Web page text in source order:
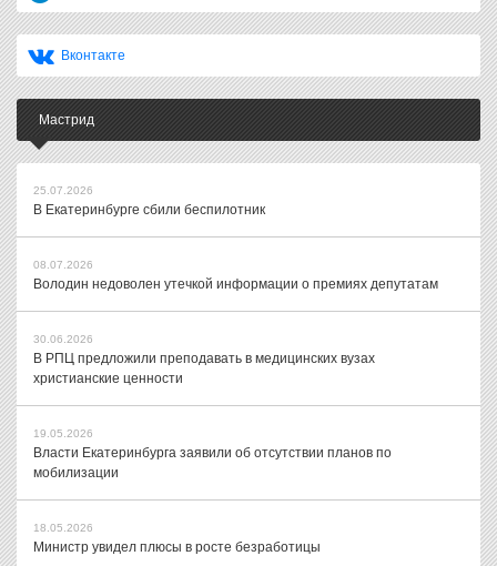
Вконтакте
Мастрид
25.07.2026
В Екатеринбурге сбили беспилотник
08.07.2026
Володин недоволен утечкой информации о премиях депутатам
30.06.2026
В РПЦ предложили преподавать в медицинских вузах
христианские ценности
19.05.2026
Власти Екатеринбурга заявили об отсутствии планов по
мобилизации
18.05.2026
Министр увидел плюсы в росте безработицы